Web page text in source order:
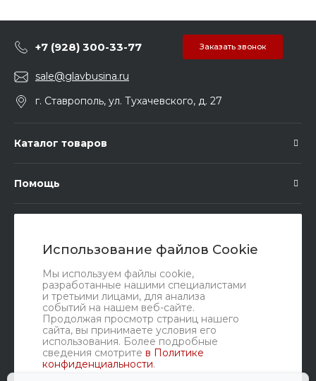
Использование файлов Cookie
Мы используем файлы cookie,
разработанные нашими специалистами
и третьими лицами, для анализа
событий на нашем веб-сайте.
Продолжая просмотр страниц нашего
сайта, вы принимаете условия его
использования. Более подробные
сведения смотрите в Политике
конфиденциальности.
+7 (928) 300-33-77 Заказать звонок
sale@glavbusina.ru
г. Ставрополь, ул. Тухачевского, д. 27
Каталог товаров
Помощь
Мы в соц. сетях